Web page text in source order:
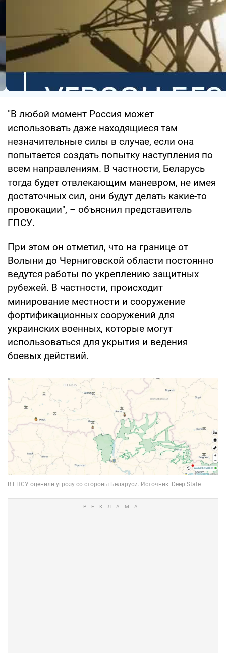
"В любой момент Россия может
использовать даже находящиеся там
незначительные силы в случае, если она
попытается создать попытку наступления по
всем направлениям. В частности, Беларусь
тогда будет отвлекающим маневром, не имея
достаточных сил, они будут делать какие-то
провокации", – объяснил представитель
ГПСУ.
При этом он отметил, что на границе от
Волыни до Черниговской области постоянно
ведутся работы по укреплению защитных
рубежей. В частности, происходит
минирование местности и сооружение
фортификационных сооружений для
украинских военных, которые могут
использоваться для укрытия и ведения
боевых действий.